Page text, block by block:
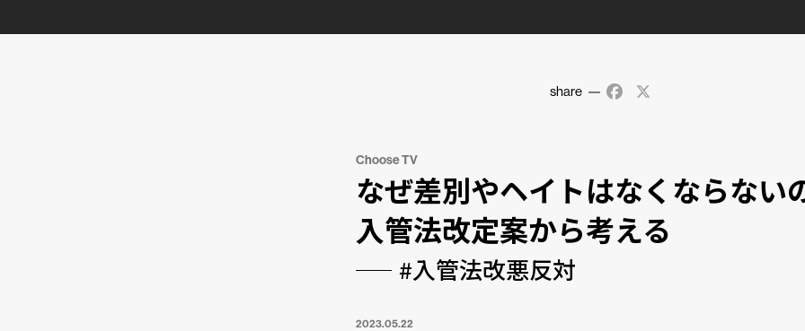
share Facebook
Choose TV
なぜ差別やヘイトはなくならない
入管法改定案から考える
#入管法改悪反対
2023.05.22